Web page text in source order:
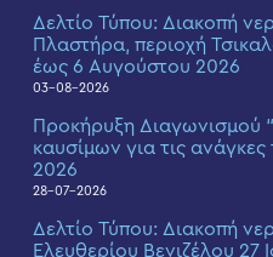
Δελτίο Τύπου: Διακοπή
Πλαστήρα, περιοχή
έως 6 Αυγούστου 2026
03-08-2026
Προκήρυξη Διαγωνισμού
καυσίμων για τις
2026
28-07-2026
Δελτίο Τύπου: Διακοπή
Ελευθερίου Βενιζέλου 27